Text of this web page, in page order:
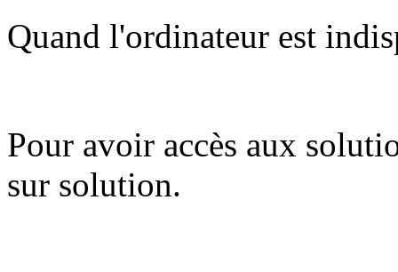
Quand l'ordinateur est
Pour avoir accès aux
sur solution.